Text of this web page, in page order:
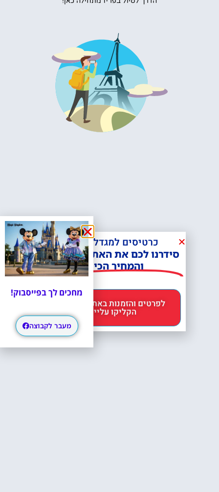
כרטיסים למגדל אייפל?
סידרנו לכם את האתר הכי אמין -
והמחיר הכי זול!
הקליקו עליי 😊
מחכים לך בפייסבוק!
מעבר לקבוצה